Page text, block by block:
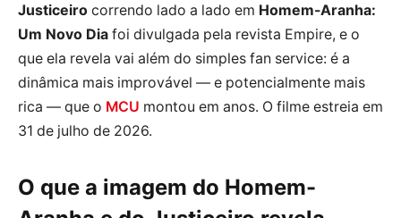
Justiceiro correndo lado a lado em Homem-Aranha:
Um Novo Dia foi divulgada pela revista Empire, e o
que ela revela vai além do simples fan service: é a
dinâmica mais improvável — e potencialmente mais
rica — que o MCU montou em anos. O filme estreia em
31 de julho de 2026.
O que a imagem do Homem-